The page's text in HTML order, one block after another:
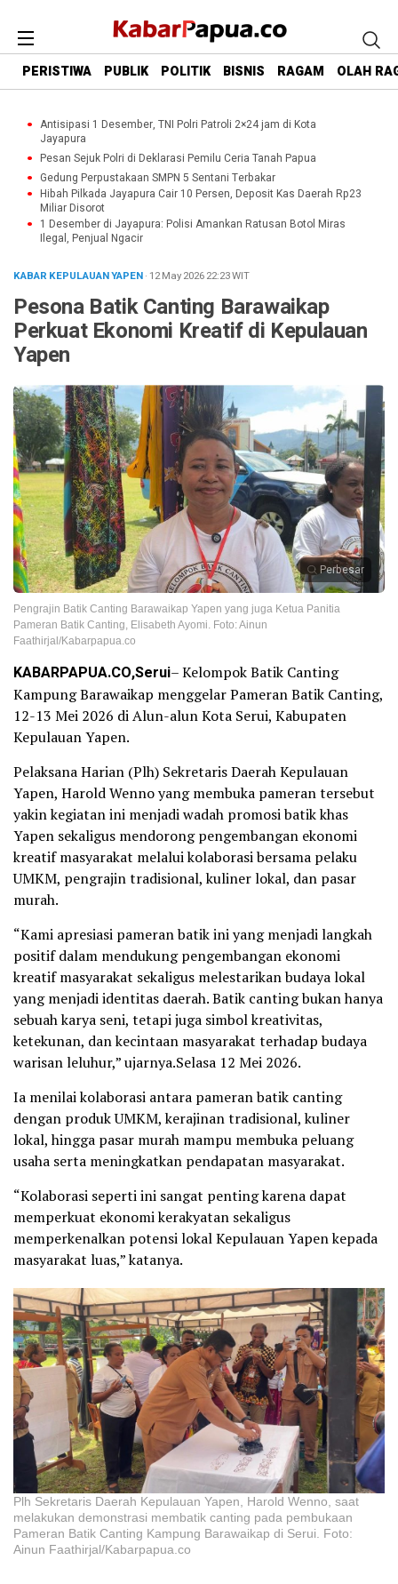
PERISTIWA PUBLIK POLITIK BISNIS RAGAM OLAH
Antisipasi 1 Desember, TNI Polri Patroli 2×24 jam di Kota
Jayapura
Pesan Sejuk Polri di Deklarasi Pemilu Ceria Tanah Papua
Gedung Perpustakaan SMPN 5 Sentani Terbakar
Hibah Pilkada Jayapura Cair 10 Persen, Deposit Kas Daerah Rp23
Miliar Disorot
1 Desember di Jayapura: Polisi Amankan Ratusan Botol Miras
Ilegal, Penjual Ngacir
KABAR KEPULAUAN YAPEN· 12 May 202622:23WIT
Pesona Batik Canting Barawaikap
Perkuat Ekonomi Kreatif di Kepulauan
Yapen
Perbesar
Pengrajin Batik Canting Barawaikap Yapen yang juga Ketua Panitia
Pameran Batik Canting, Elisabeth Ayomi. Foto: Ainun
Faathirjal/Kabarpapua.co
KABARPAPUA.CO,Serui– Kelompok Batik Canting
Kampung Barawaikap menggelar Pameran Batik Canting,
12-13 Mei 2026 di Alun-alun Kota Serui, Kabupaten
Kepulauan Yapen.
Pelaksana Harian (Plh) Sekretaris Daerah Kepulauan
Yapen, Harold Wenno yang membuka pameran tersebut
yakin kegiatan ini menjadi wadah promosi batik khas
Yapen sekaligus mendorong pengembangan ekonomi
kreatif masyarakat melalui kolaborasi bersama pelaku
UMKM, pengrajin tradisional, kuliner lokal, dan pasar
murah.
“Kami apresiasi pameran batik ini yang menjadi langkah
positif dalam mendukung pengembangan ekonomi
kreatif masyarakat sekaligus melestarikan budaya lokal
yang menjadi identitas daerah. Batik canting bukan hanya
sebuah karya seni, tetapi juga simbol kreativitas,
ketekunan, dan kecintaan masyarakat terhadap budaya
warisan leluhur,” ujarnya.Selasa 12 Mei 2026.
Ia menilai kolaborasi antara pameran batik canting
dengan produk UMKM, kerajinan tradisional, kuliner
lokal, hingga pasar murah mampu membuka peluang
usaha serta meningkatkan pendapatan masyarakat.
“Kolaborasi seperti ini sangat penting karena dapat
memperkuat ekonomi kerakyatan sekaligus
memperkenalkan potensi lokal Kepulauan Yapen kepada
masyarakat luas,” katanya.
Plh Sekretaris Daerah Kepulauan Yapen, Harold Wenno, saat
melakukan demonstrasi membatik canting pada pembukaan
Pameran Batik Canting Kampung Barawaikap di Serui. Foto:
Ainun Faathirjal/Kabarpapua.co